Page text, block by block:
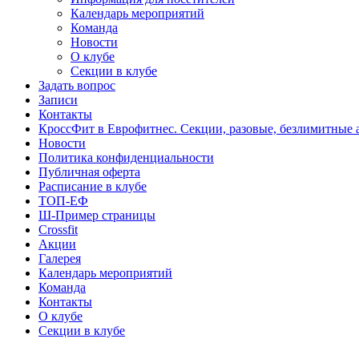
Календарь мероприятий
Команда
Новости
О клубе
Секции в клубе
Задать вопрос
Записи
Контакты
КроссФит в Еврофитнес. Секции, разовые, безлимитные
Новости
Политика конфиденциальности
Публичная оферта
Расписание в клубе
ТОП-ЕФ
Ш-Пример страницы
Crossfit
Акции
Галерея
Календарь мероприятий
Команда
Контакты
О клубе
Секции в клубе